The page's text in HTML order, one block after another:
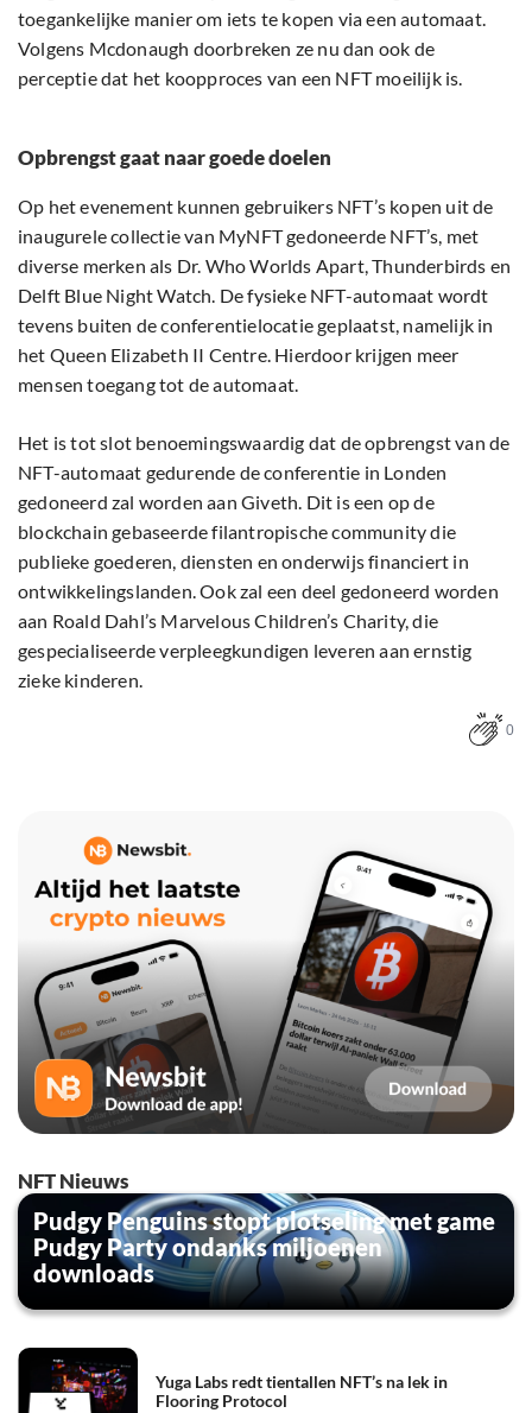
toegankelijke manier om iets te kopen via een automaat.
Volgens Mcdonaugh doorbreken ze nu dan ook de
perceptie dat het koopproces van een NFT moeilijk is.
Opbrengst gaat naar goede doelen
Op het evenement kunnen gebruikers NFT’s kopen uit de
inaugurele collectie van MyNFT gedoneerde NFT’s, met
diverse merken als Dr. Who Worlds Apart, Thunderbirds en
Delft Blue Night Watch. De fysieke NFT-automaat wordt
tevens buiten de conferentielocatie geplaatst, namelijk in
het Queen Elizabeth II Centre. Hierdoor krijgen meer
mensen toegang tot de automaat.
Het is tot slot benoemingswaardig dat de opbrengst van de
NFT-automaat gedurende de conferentie in Londen
gedoneerd zal worden aan Giveth. Dit is een op de
blockchain gebaseerde filantropische community die
publieke goederen, diensten en onderwijs financiert in
ontwikkelingslanden. Ook zal een deel gedoneerd worden
aan Roald Dahl’s Marvelous Children’s Charity, die
gespecialiseerde verpleegkundigen leveren aan ernstig
zieke kinderen.
0
NFT Nieuws
Pudgy Penguins stopt plotseling met game
Pudgy Party ondanks miljoenen
downloads
Yuga Labs redt tientallen NFT’s na lek in
Flooring Protocol